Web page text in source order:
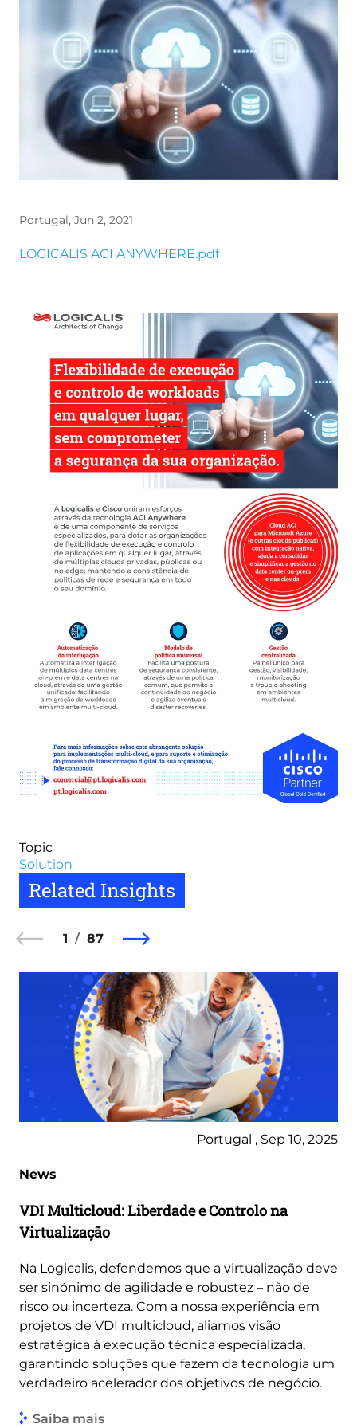
Portugal, Jun 2, 2021
File
LOGICALIS ACI ANYWHERE.pdf
Topic
Solution
Related Insights
1 87
Portugal , Sep 10, 2025
News
VDI Multicloud: Liberdade e Controlo na
Virtualização
Na Logicalis, defendemos que a virtualização deve
ser sinónimo de agilidade e robustez – não de
risco ou incerteza. Com a nossa experiência em
projetos de VDI multicloud, aliamos visão
estratégica à execução técnica especializada,
garantindo soluções que fazem da tecnologia um
verdadeiro acelerador dos objetivos de negócio.
Saiba mais